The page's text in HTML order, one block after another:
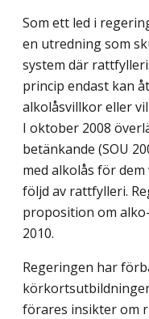
Som ett led i
en utredning som
system där
princip endast kan
alkolåsvillkor eller
I oktober 2008
betänkande (SOU
med alkolås för
följd av rattfylleri.
proposition om
2010.
Regeringen har
förares insikter om